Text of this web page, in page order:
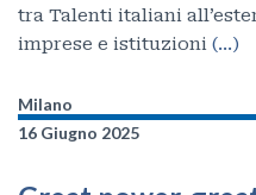
tra Talenti italiani
imprese e istituzioni (…)
Milano
16 Giugno 2025